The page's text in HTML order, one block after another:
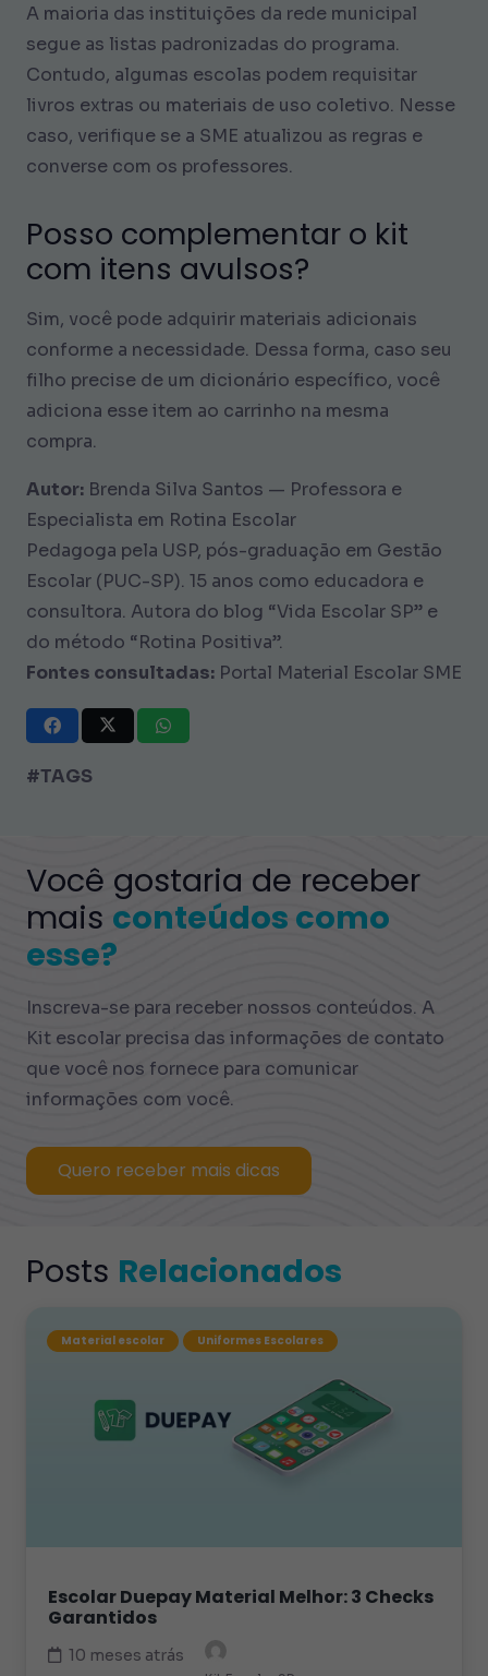
A maioria das instituições da rede municipal
segue as listas padronizadas do programa.
Contudo, algumas escolas podem requisitar
livros extras ou materiais de uso coletivo. Nesse
caso, verifique se a SME atualizou as regras e
converse com os professores.
Posso complementar o kit
com itens avulsos?
Sim, você pode adquirir materiais adicionais
conforme a necessidade. Dessa forma, caso seu
filho precise de um dicionário específico, você
adiciona esse item ao carrinho na mesma
compra.
Autor: Brenda Silva Santos — Professora e
Especialista em Rotina Escolar
Pedagoga pela USP, pós-graduação em Gestão
Escolar (PUC-SP). 15 anos como educadora e
consultora. Autora do blog “Vida Escolar SP” e
do método “Rotina Positiva”.
Fontes consultadas: Portal Material Escolar SME
#TAGS
Você gostaria de receber
mais conteúdos como
esse?
Inscreva-se para receber nossos conteúdos. A
Kit escolar precisa das informações de contato
que você nos fornece para comunicar
informações com você.
Quero receber mais dicas
Posts Relacionados
Material escolar Uniformes Escolares
Escolar Duepay Material Melhor: 3 Checks
Garantidos
10 meses atrás